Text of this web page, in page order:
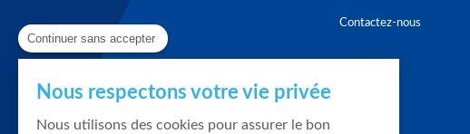
Contactez-nous
Continuer sans accepter
Nous respectons votre vie privée
Nous utilisons des cookies pour assurer le bon